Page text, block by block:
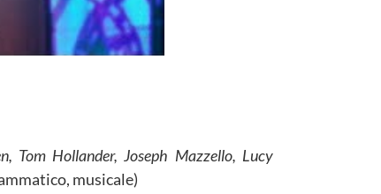
Tom Hollander, Joseph Mazzello, Lucy
musicale)